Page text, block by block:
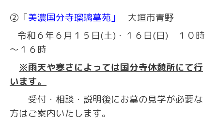
② 「美濃国分寺瑠璃墓苑」
大垣市青野
令和６年６月１５日(土)・１６日(日) １０時
～１６時
※雨天や寒さによっては国分寺休憩所にて行
います。
受付・相談・説明後にお墓の見学が必要な
方はご案内いたします。